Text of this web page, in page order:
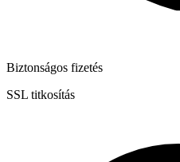
Biztonságos fizetés
SSL titkosítás